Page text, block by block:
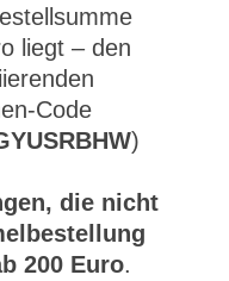
liegt – den
Code
)
die nicht
200 Euro.